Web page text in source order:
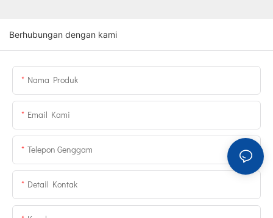
Berhubungan dengan kami
Nama Produk
Email Kami
Telepon Genggam
Detail Kontak